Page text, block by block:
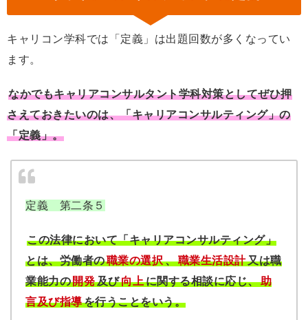
キャリコン学科では「定義」は出題回数が多くなってい
ます。
なかでもキャリアコンサルタント学科対策としてぜひ押
さえておきたいのは、「キャリアコンサルティング」の
「定義」。
定義 第二条５
この法律において「キャリアコンサルティング」
とは、労働者の職業の選択、職業生活設計又は職
業能力の開発及び向上に関する相談に応じ、助
言及び指導を行うことをいう。